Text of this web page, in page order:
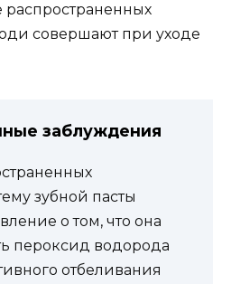
распространенных
совершают при уходе
заблуждения
зубной пасты
о том, что она
пероксид водорода
отбеливания